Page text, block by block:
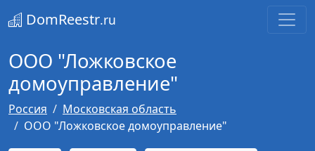
DomReestr.ru
ООО "Ложковское
домоуправление"
Россия
Московская область
ООО "Ложковское домоуправление"